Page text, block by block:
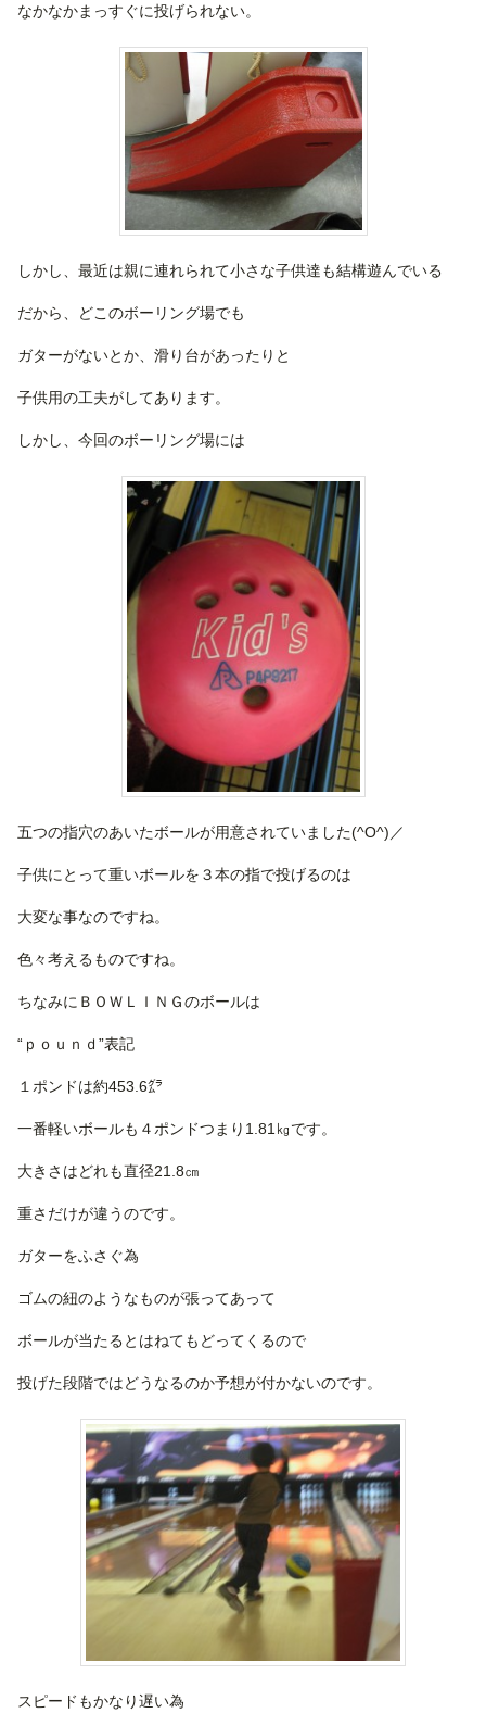
なかなかまっすぐに投げられない。
しかし、最近は親に連れられて小さな子供達も結構遊んでいる
だから、どこのボーリング場でも
ガターがないとか、滑り台があったりと
子供用の工夫がしてあります。
しかし、今回のボーリング場には
五つの指穴のあいたボールが用意されていました(^O^)／
子供にとって重いボールを３本の指で投げるのは
大変な事なのですね。
色々考えるものですね。
ちなみにＢＯＷＬＩＮＧのボールは
“ｐｏｕｎｄ”表記
１ポンドは約453.6㌘
一番軽いボールも４ポンドつまり1.81㎏です。
大きさはどれも直径21.8㎝
重さだけが違うのです。
ガターをふさぐ為
ゴムの紐のようなものが張ってあって
ボールが当たるとはねてもどってくるので
投げた段階ではどうなるのか予想が付かないのです。
スピードもかなり遅い為